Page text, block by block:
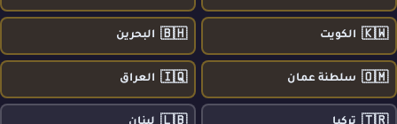
🇰🇼 الكويت 🇧🇭 البحرين
🇴🇲 سلطنة عمان 🇮🇶 العراق